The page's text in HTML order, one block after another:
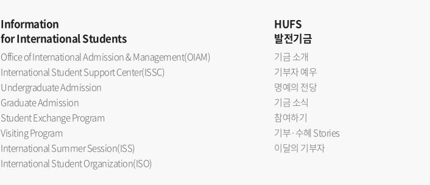
Information
for International Students
Office of International Admission & Management(OIAM)
International Student Support Center(ISSC)
Undergraduate Admission
Graduate Admission
Student Exchange Program
Visiting Program
International Summer Session(ISS)
International Student Organization(ISO)
HUFS
발전기금
기금 소개
기부자 예우
명예의 전당
기금 소식
참여하기
기부·수혜 Stories
이달의 기부자